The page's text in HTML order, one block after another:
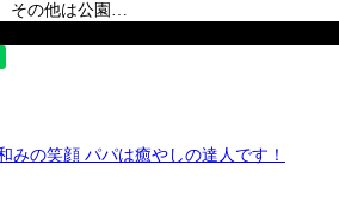
その他は公園…